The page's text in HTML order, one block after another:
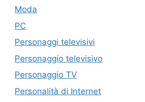
Moda
PC
Personaggi televisivi
Personaggio televisivo
Personaggio TV
Personalità di Internet